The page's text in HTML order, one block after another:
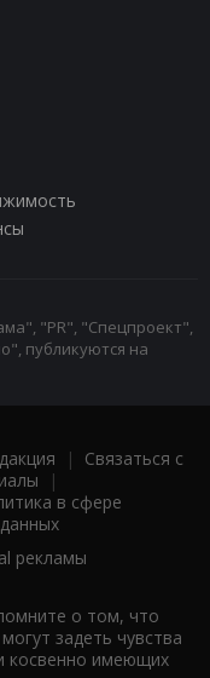
"PR", "Спецпроект",
публикуются на
| Связаться с
|
в сфере
рекламы
о том, что
задеть чувства
косвенно имеющих